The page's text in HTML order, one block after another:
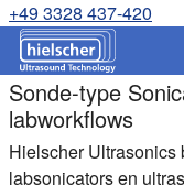
+49 3328 437-420
Sonde-type
labworkflows
Hielscher Ultrasonics
labsonicators en